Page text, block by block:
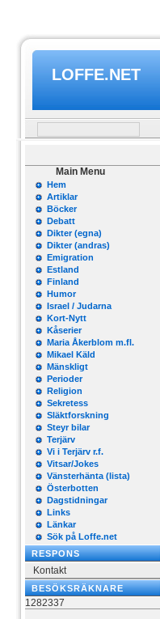
LOFFE.NET
Main Menu
Hem
Artiklar
Böcker
Debatt
Dikter (egna)
Dikter (andras)
Emigration
Estland
Finland
Humor
Israel / Judarna
Kort-Nytt
Kåserier
Maria Åkerblom m.fl.
Mikael Käld
Mänskligt
Perioder
Religion
Sekretess
Släktforskning
Steyr bilar
Terjärv
Vi i Terjärv r.f.
Vitsar/Jokes
Vänsterhänta (lista)
Österbotten
Dagstidningar
Links
Länkar
Sök på Loffe.net
RESPONS
Kontakt
BESÖKSRÄKNARE
1282337